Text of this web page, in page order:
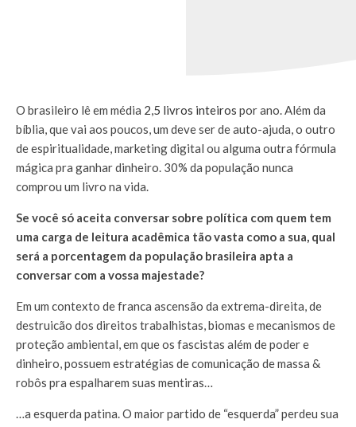
O brasileiro lê em média 2,5 livros inteiros por ano. Além da
bíblia, que vai aos poucos, um deve ser de auto-ajuda, o outro
de espiritualidade, marketing digital ou alguma outra fórmula
mágica pra ganhar dinheiro. 30% da população nunca
comprou um livro na vida.
Se você só aceita conversar sobre política com quem tem
uma carga de leitura acadêmica tão vasta como a sua, qual
será a porcentagem da população brasileira apta a
conversar com a vossa majestade?
Em um contexto de franca ascensão da extrema-direita, de
destruicão dos direitos trabalhistas, biomas e mecanismos de
proteção ambiental, em que os fascistas além de poder e
dinheiro, possuem estratégias de comunicação de massa &
robôs pra espalharem suas mentiras…
…a esquerda patina. O maior partido de “esquerda” perdeu sua